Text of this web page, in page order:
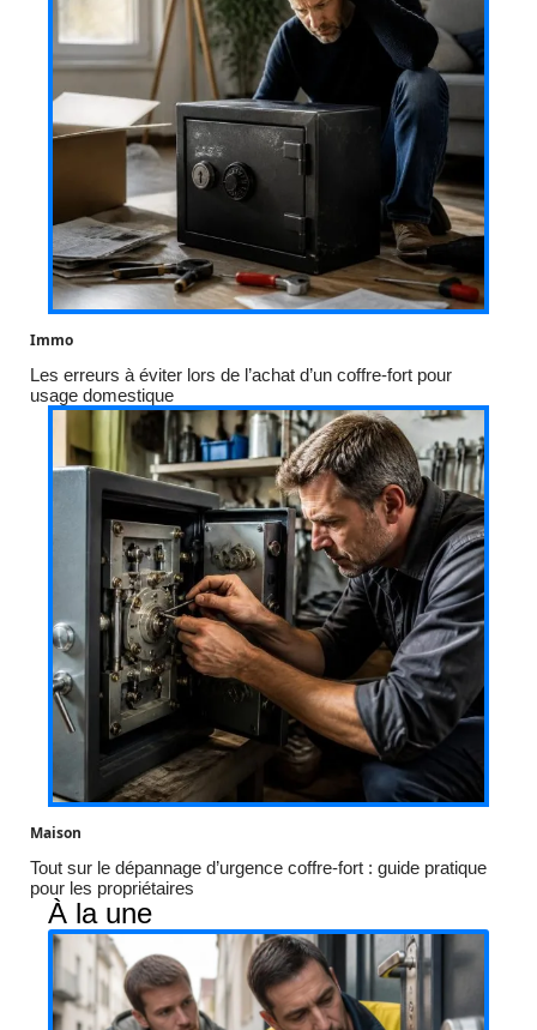
Immo
Les erreurs à éviter lors de l’achat d’un coffre-fort pour
usage domestique
Maison
Tout sur le dépannage d’urgence coffre-fort : guide pratique
pour les propriétaires
À la une